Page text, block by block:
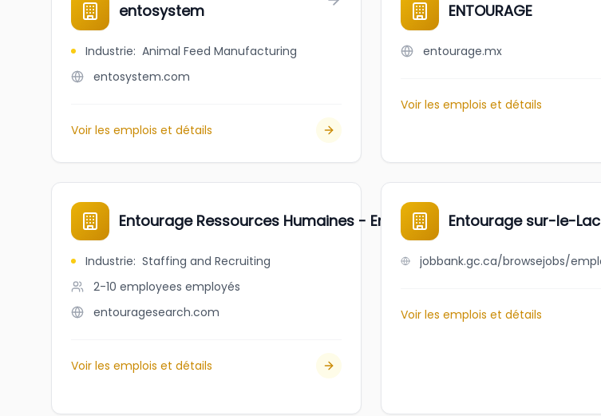
entosystem
Industrie: Animal Feed Manufacturing
entosystem.com
Voir les emplois et détails
ENTOURAGE
entourage.mx
Voir les emplois et détails
Entourage Ressources Humaines - Entourage Human Resources
Industrie: Staffing and Recruiting
2-10 employees employés
entouragesearch.com
Voir les emplois et détails
Entourage sur-le-Lac
Voir les emplois et détails